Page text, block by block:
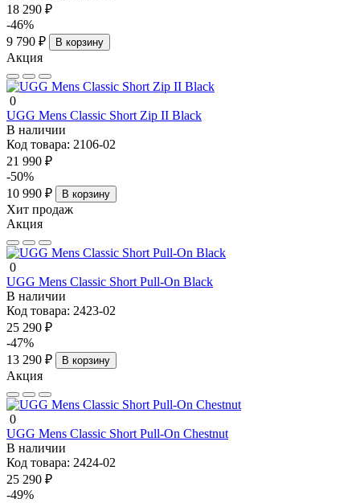
18 290 ₽
-46%
9 790 ₽
В корзину
Акция
0
UGG Mens Classic Short Zip II Black
В наличии
Код товара: 2106-02
21 990 ₽
-50%
10 990 ₽
В корзину
Хит продаж
Акция
0
UGG Mens Classic Short Pull-On Black
В наличии
Код товара: 2423-02
25 290 ₽
-47%
13 290 ₽
В корзину
Акция
0
UGG Mens Classic Short Pull-On Chestnut
В наличии
Код товара: 2424-02
25 290 ₽
-49%